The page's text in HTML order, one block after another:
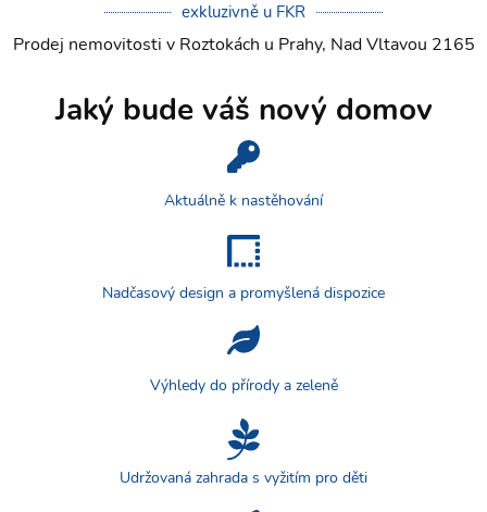
exkluzivně u FKR
Prodej nemovitosti v Roztokách u Prahy, Nad Vltavou 2165
Jaký bude váš nový domov
Aktuálně k nastěhování
Nadčasový design a promyšlená dispozice
Výhledy do přírody a zeleně
Udržovaná zahrada s vyžitím pro děti